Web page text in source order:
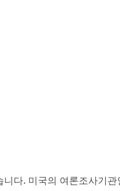
다. 미국의 여론조사기관